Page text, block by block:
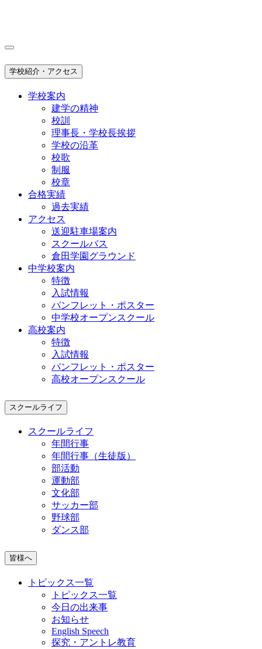
学校紹介・アクセス
学校案内
建学の精神
校訓
理事長・学校長挨拶
学校の沿革
校歌
制服
校章
合格実績
過去実績
アクセス
送迎駐車場案内
スクールバス
倉田学園グラウンド
中学校案内
特徴
入試情報
パンフレット・ポスター
中学校オープンスクール
高校案内
特徴
入試情報
パンフレット・ポスター
高校オープンスクール
スクールライフ
スクールライフ
年間行事
年間行事（生徒版）
部活動
運動部
文化部
サッカー部
野球部
ダンス部
皆様へ
トピックス一覧
トピックス一覧
今日の出来事
お知らせ
English Speech
探究・アントレ教育